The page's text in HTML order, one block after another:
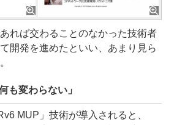
れば交わることのなかった技術者
開発を進めたといい、あまり見ら
も変わらない」
MUP」技術が導入されると、